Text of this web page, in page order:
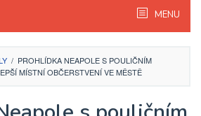
MENU
/ PROHLÍDKA NEAPOLE S POULIČNÍM
MÍSTNÍ OBČERSTVENÍ VE MĚSTĚ